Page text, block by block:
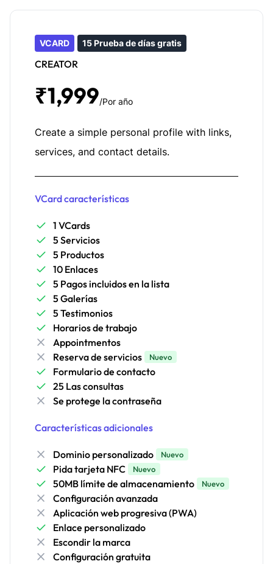
VCARD 15 Prueba de días gratis
CREATOR
₹1,999/Por año
Create a simple personal profile with links,
services, and contact details.
VCard características
1 VCards
5 Servicios
5 Productos
10 Enlaces
5 Pagos incluidos en la lista
5 Galerías
5 Testimonios
Horarios de trabajo
Appointmentos
Reserva de servicios
Nuevo
Formulario de contacto
25 Las consultas
Se protege la contraseña
Características adicionales
Dominio personalizado Nuevo
Pida tarjeta NFC Nuevo
50MB límite de almacenamiento Nuevo
Configuración avanzada
Aplicación web progresiva (PWA)
Enlace personalizado
Escondir la marca
Configuración gratuita